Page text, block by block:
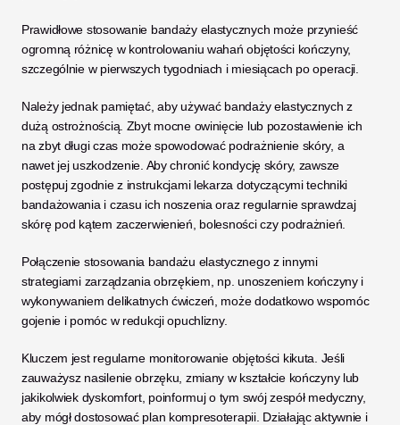
Prawidłowe stosowanie bandaży elastycznych może przynieść
ogromną różnicę w kontrolowaniu wahań objętości kończyny,
szczególnie w pierwszych tygodniach i miesiącach po operacji.
Należy jednak pamiętać, aby używać bandaży elastycznych z
dużą ostrożnością. Zbyt mocne owinięcie lub pozostawienie ich
na zbyt długi czas może spowodować podrażnienie skóry, a
nawet jej uszkodzenie. Aby chronić kondycję skóry, zawsze
postępuj zgodnie z instrukcjami lekarza dotyczącymi techniki
bandażowania i czasu ich noszenia oraz regularnie sprawdzaj
skórę pod kątem zaczerwienień, bolesności czy podrażnień.
Połączenie stosowania bandażu elastycznego z innymi
strategiami zarządzania obrzękiem, np. unoszeniem kończyny i
wykonywaniem delikatnych ćwiczeń, może dodatkowo wspomóc
gojenie i pomóc w redukcji opuchlizny.
Kluczem jest regularne monitorowanie objętości kikuta. Jeśli
zauważysz nasilenie obrzęku, zmiany w kształcie kończyny lub
jakikolwiek dyskomfort, poinformuj o tym swój zespół medyczny,
aby mógł dostosować plan kompresoterapii. Działając aktywnie i